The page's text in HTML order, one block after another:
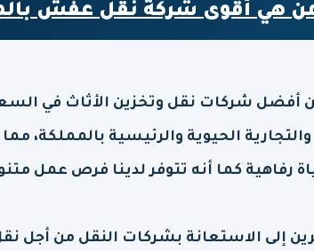
هي أقوى شركة نقل عفش
شركات نقل وتخزين الأثاث في
الحيوية والرئيسية بالمملكة، مما
رفاهية كما أنه تتوفر لدينا فرص عمل
إلى الاستعانة بشركات النقل من أجل